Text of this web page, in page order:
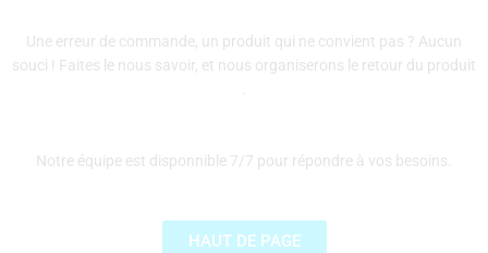
Une erreur de commande, un produit qui ne convient pas ? Aucun
souci ! Faites le nous savoir, et nous organiserons le retour du produit
Notre équipe est disponnible 7/7 pour répondre à vos besoins.
HAUT DE PAGE